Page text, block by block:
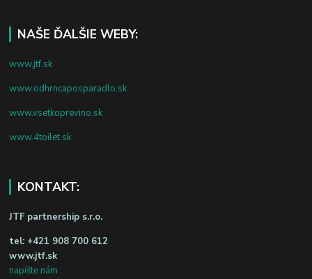
NAŠE ĎALŠIE WEBY:
www.jtf.sk
www.odhrncaposparadlo.sk
www.vsetkoprevino.sk
www.4toilet.sk
KONTAKT:
JTF partnership s.r.o.
tel: +421 908 700 612
www.jtf.sk
napíšte nám